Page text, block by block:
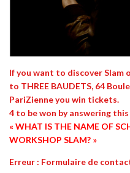
If you want to discoverSlam
to THREE BAUDETS, 64
PariZienneyou win tickets.
4 to be won by answering
« WHAT IS THE NAME OF
WORKSHOP SLAM? »
Erreur : Formulaire de